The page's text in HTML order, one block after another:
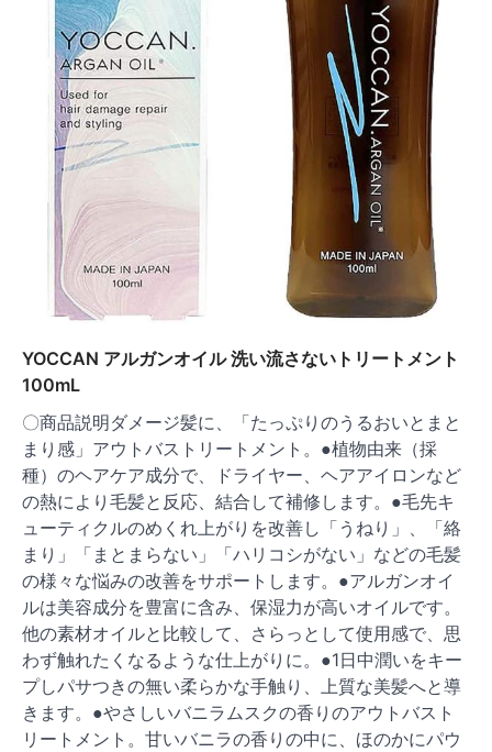
YOCCAN アルガンオイル 洗い流さないトリートメント
100mL
〇商品説明ダメージ髪に、「たっぷりのうるおいとまと
まり感」アウトバストリートメント。●植物由来（採
種）のヘアケア成分で、ドライヤー、ヘアアイロンなど
の熱により毛髪と反応、結合して補修します。●毛先キ
ューティクルのめくれ上がりを改善し「うねり」、「絡
まり」「まとまらない」「ハリコシがない」などの毛髪
の様々な悩みの改善をサポートします。●アルガンオイ
ルは美容成分を豊富に含み、保湿力が高いオイルです。
他の素材オイルと比較して、さらっとして使用感で、思
わず触れたくなるような仕上がりに。●1日中潤いをキー
プしパサつきの無い柔らかな手触り、上質な美髪へと導
きます。●やさしいバニラムスクの香りのアウトバスト
リートメント。甘いバニラの香りの中に、ほのかにパウ